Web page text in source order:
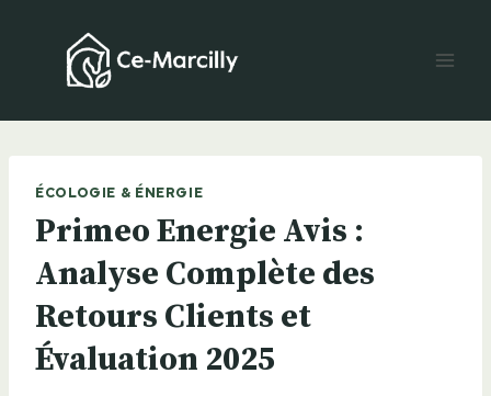
contenu
ÉCOLOGIE & ÉNERGIE
Primeo Energie Avis :
Analyse Complète des
Retours Clients et
Évaluation 2025